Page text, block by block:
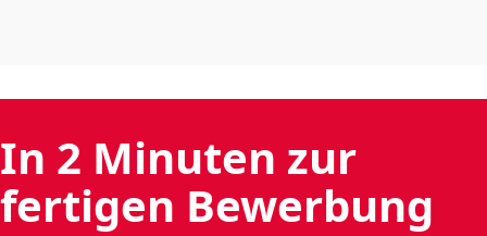
In 2 Minuten zur
fertigen Bewerbung